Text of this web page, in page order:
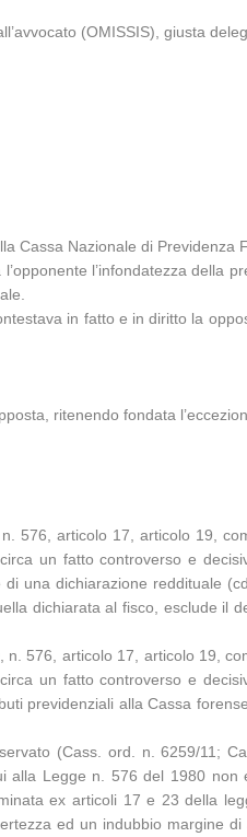
(OMISSIS), giusta
Cassa Nazionale di Previdenza
l’infondatezza della
in fatto e in diritto la
ritenendo fondata
576, articolo 17, articolo 19,
un fatto controverso e
una dichiarazione reddituale
dichiarata al fisco, esclude il
576, articolo 17, articolo 19,
un fatto controverso e
previdenziali alla Cassa
(Cass. ord. n. 6259/11;
alla Legge n. 576 del 1980 non
ex articoli 17 e 23 della
ed un indubbio margine